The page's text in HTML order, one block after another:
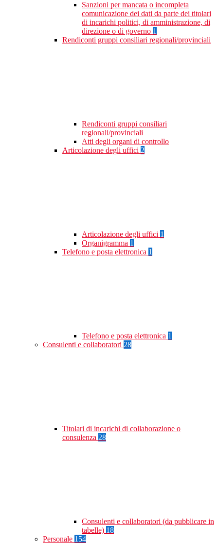
Sanzioni per mancata o incompleta
comunicazione dei dati da parte dei titolari
di incarichi politici, di amministrazione, di
direzione o di governo 1
Rendiconti gruppi consiliari regionali/provinciali
Rendiconti gruppi consiliari
regionali/provinciali
Atti degli organi di controllo
Articolazione degli uffici 2
Articolazione degli uffici 1
Organigramma 1
Telefono e posta elettronica 1
Telefono e posta elettronica 1
Consulenti e collaboratori 28
Titolari di incarichi di collaborazione o
consulenza 28
Consulenti e collaboratori (da pubblicare in
tabelle) 18
Personale 154